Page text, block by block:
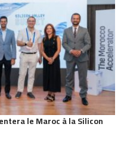
le Maroc à la Silicon